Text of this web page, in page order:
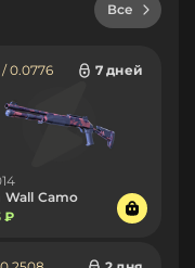
Все
0.0776 7 дней
Wall Camo
₽